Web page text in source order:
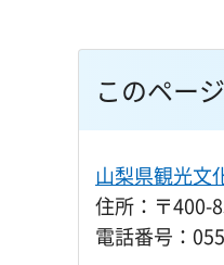
このペー
山梨県観光文
住所：〒
電話番号：